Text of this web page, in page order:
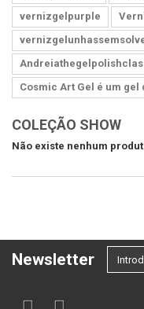
vernizgelpurple
Cosmic Art Gel é um gel
COLEÇÃO SHOW
Não existe nenhum
Newsletter